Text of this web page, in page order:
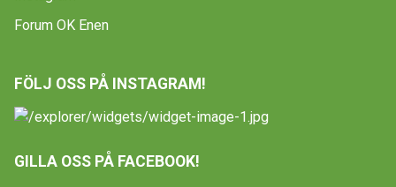
Forum OK Enen
FÖLJ OSS PÅ INSTAGRAM!
GILLA OSS PÅ FACEBOOK!